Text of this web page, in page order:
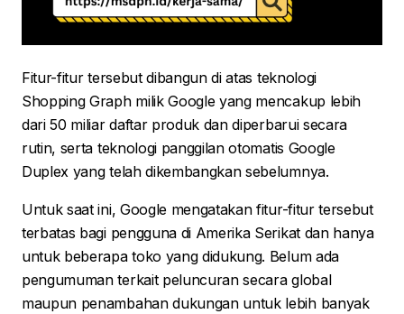
Fitur-fitur tersebut dibangun di atas teknologi
Shopping Graph milik Google yang mencakup lebih
dari 50 miliar daftar produk dan diperbarui secara
rutin, serta teknologi panggilan otomatis Google
Duplex yang telah dikembangkan sebelumnya.
Untuk saat ini, Google mengatakan fitur-fitur tersebut
terbatas bagi pengguna di Amerika Serikat dan hanya
untuk beberapa toko yang didukung. Belum ada
pengumuman terkait peluncuran secara global
maupun penambahan dukungan untuk lebih banyak